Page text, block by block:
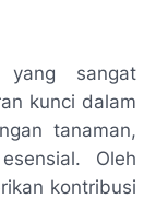
sangat
kunci dalam
tanaman,
Oleh
kontribusi